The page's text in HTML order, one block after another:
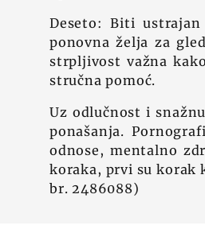
Deseto: Biti
ponovna želja za
strpljivost važna
stručna pomoć.
Uz odlučnost i
ponašanja.
odnose, mentalno
koraka, prvi su korak
br. 2486088)